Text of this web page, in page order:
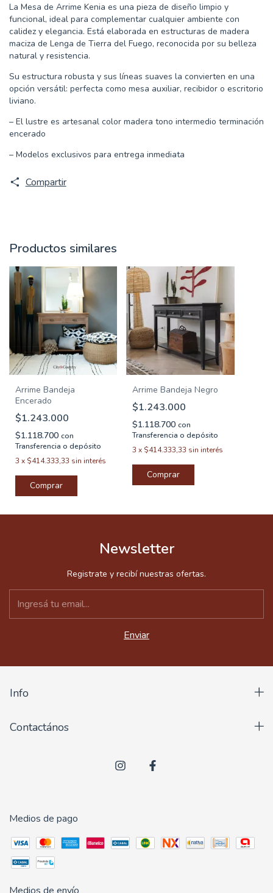
La Mesa de Arrime Kenia es una pieza de diseño limpio y
funcional, ideal para complementar cualquier ambiente con
calidez y elegancia. Está elaborada en estructuras de madera
maciza de Lenga de Tierra del Fuego, reconocida por su belleza
natural y resistencia.
Su estructura robusta y sus líneas suaves la convierten en una
opción versátil: perfecta como mesa auxiliar, recibidor o escritorio
liviano.
– El lustre es artesanal color madera tono intermedio terminación
encerado
– Modelos exclusivos para entrega inmediata
Compartir
Productos similares
Arrime Bandeja
Encerado
$1.243.000
$1.118.700 con
Transferencia o depósito
3 x $414.333,33 sin interés
Comprar
Arrime Bandeja Negro
$1.243.000
$1.118.700con
Transferencia o depósito
3 x $414.333,33 sin interés
Comprar
Newsletter
Registrate y recibí nuestras ofertas.
Info
Contactános
Medios de pago